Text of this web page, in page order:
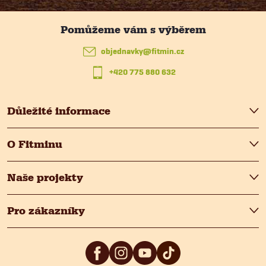
Důležité informace
O Fitminu
Naše projekty
Pro zákazníky
objednavky@fitmin.cz
+420 775 880 632